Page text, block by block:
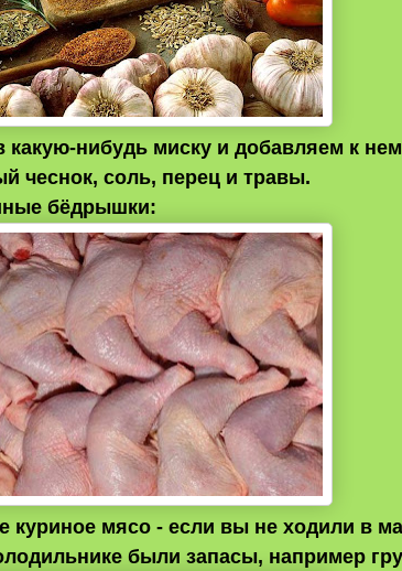
нибудь миску и добавляем к
чеснок, соль, перец и травы.
бёдрышки:
куриное мясо - если вы не ходили в
были запасы, например